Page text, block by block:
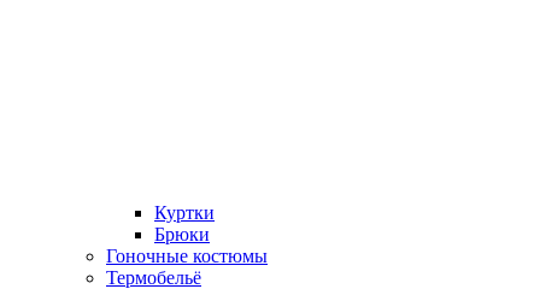
Куртки
Брюки
Гоночные костюмы
Термобельё